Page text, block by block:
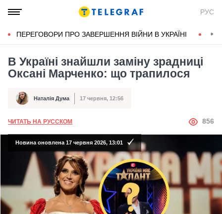
РУС
ПЕРЕГОВОРИ ПРО ЗАВЕРШЕННЯ ВІЙНИ В УКРАЇНІ
В Україні знайшли заміну зрадниці
Оксані Марченко: що трапилося
Автор Наталія Дума
Дата публікації 17 червня, 12:56
ЧИТАТЬ НА РУССКОМ АВТОР
856
Новина оновлена 17 червня 2026, 13:01